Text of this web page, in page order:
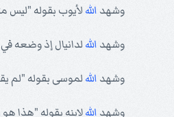
وشهد الله لأيوب بقوله "ليس
وشهد الله لدانيال إذ وضعه
وشهد الله لموسى بقوله "لم
وشهد اللهلابنه بقوله "هذا